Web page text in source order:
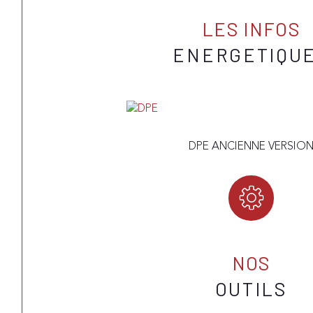
LES INFOS
DPE ANCIENNE
NOS
OUTILS